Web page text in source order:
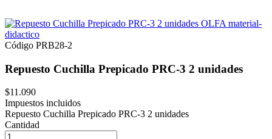
Código PRB28-2
Repuesto Cuchilla Prepicado PRC-3 2 unidades
$11.090
Impuestos incluidos
Repuesto Cuchilla Prepicado PRC-3 2 unidades
Cantidad